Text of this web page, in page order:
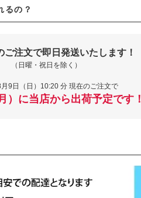
るの？
ご注文で即日発送いたします！
（日曜・祝日を除く）
9日（日）10:20 分 現在のご注文で
）に当店から出荷予定です！